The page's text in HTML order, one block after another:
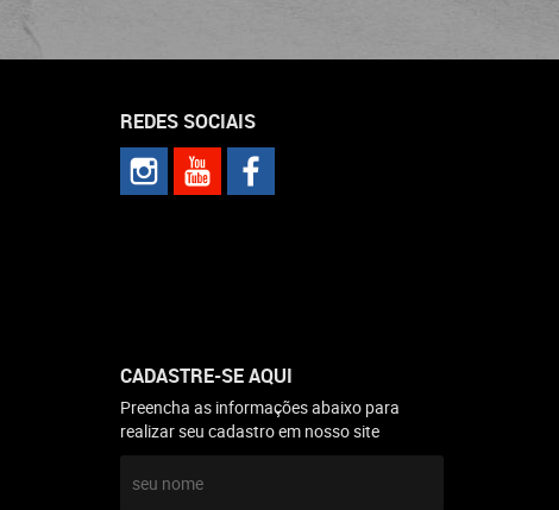
REDES SOCIAIS
CADASTRE-SE AQUI
Preencha as informações abaixo para
realizar seu cadastro em nosso site